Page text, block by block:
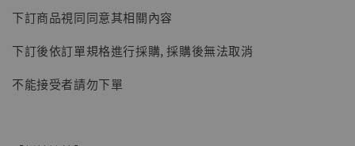
下訂商品視同同意其相關內容
下訂後依訂單規格進行採購, 採購後無法取消
不能接受者請勿下單